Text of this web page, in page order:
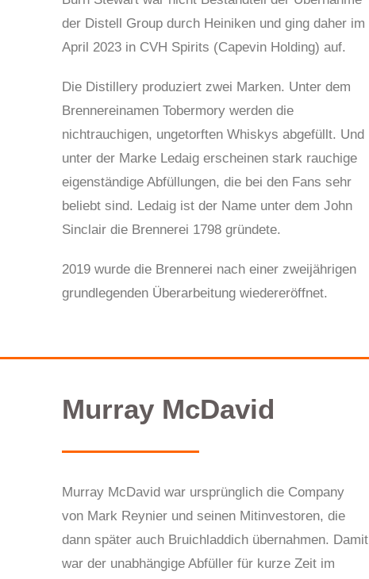
der Distell Group durch Heiniken und ging daher im
April 2023 in CVH Spirits (Capevin Holding) auf.
Die Distillery produziert zwei Marken. Unter dem
Brennereinamen Tobermory werden die
nichtrauchigen, ungetorften Whiskys abgefüllt. Und
unter der Marke Ledaig erscheinen stark rauchige
eigenständige Abfüllungen, die bei den Fans sehr
beliebt sind. Ledaig ist der Name unter dem John
Sinclair die Brennerei 1798 gründete.
2019 wurde die Brennerei nach einer zweijährigen
grundlegenden Überarbeitung wiedereröffnet.
Murray McDavid
Murray McDavid war ursprünglich die Company
von Mark Reynier und seinen Mitinvestoren, die
dann später auch Bruichladdich übernahmen. Damit
war der unabhängige Abfüller für kurze Zeit im